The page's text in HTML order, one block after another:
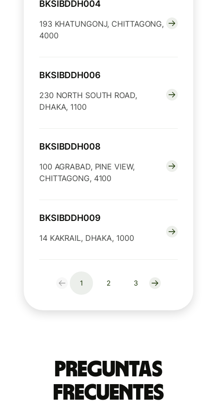
BKSIBDDH004
193 KHATUNGONJ, CHITTAGONG,
4000
BKSIBDDH006
230 NORTH SOUTH ROAD,
DHAKA, 1100
BKSIBDDH008
100 AGRABAD, PINE VIEW,
CHITTAGONG, 4100
BKSIBDDH009
14 KAKRAIL, DHAKA, 1000
1 2 3
Preguntas
Frecuentes